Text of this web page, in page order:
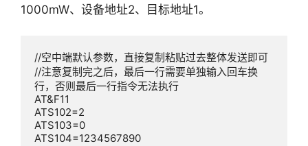
1000mW、设备地址2、目标地址1。
//空中端默认参数，直接复制粘贴过去整体发送即可
//注意复制完之后，最后一行需要单独输入回车换
行，否则最后一行指令无法执行
AT&F11
ATS102=2
ATS103=0
ATS104=1234567890